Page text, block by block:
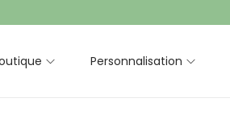
Personnalisation